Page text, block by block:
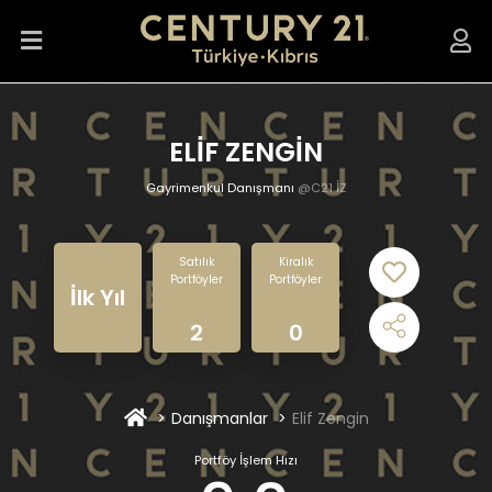
ELİF ZENGİN
Gayrimenkul Danışmanı @C21 İZ
İlk Yıl
Satılık
Portföyler
2
Kiralık
Portföyler
0
Danışmanlar Elif Zengin
Portföy İşlem Hızı